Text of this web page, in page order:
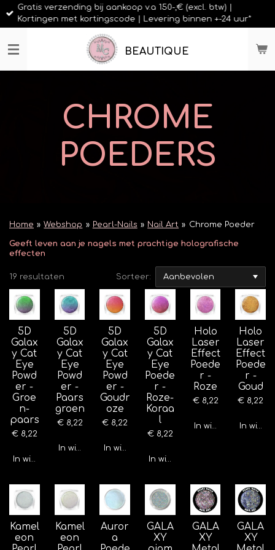
Ga
direct
de
BEAUTIQUE
Gratis verzending bij aankoop v.a 150-,€ (excl. btw) |
Kortingen met kortingscode | Levering binnen +-24 uur*
CHROME
POEDERS
Home » Webshop » Pearl-Nails » Nail Art » Chrome Poeder
Geeft leven aan je nagels met prachtige holografische
effecten
19 resultaten Sorteer:
5D
Galax
y Cat
Eye
Powd
er -
Groe
n-
paars
€ 8,22
In winkelwagen
5D
Galax
y Cat
Eye
Powd
er -
Paars
groen
€ 8,22
In winkelwagen
5D
Galax
y Cat
Eye
Powd
er -
Goudr
oze
€ 8,22
In winkelwagen
5D
Galax
y Cat
Eye
Poede
r -
Roze-
Koraa
l
€ 8,22
In winkelwagen
Holo
Laser
Effect
Poede
r -
Roze
€ 8,22
In winkelwagen
Holo
Laser
Effect
Poede
r -
Goud
€ 8,22
In
Kamel
eon
Kamel
eon
Auror
a
GALA
XY
GALA
XY
GALA
XY